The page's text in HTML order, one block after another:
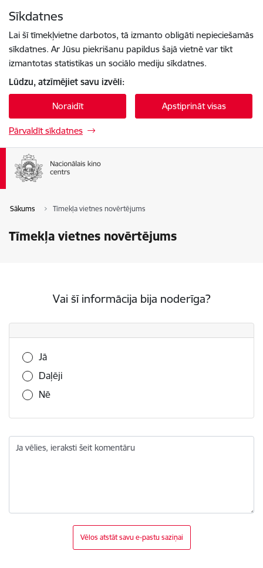
Sīkdatnes
Lai šī tīmekļvietne darbotos, tā izmanto obligāti nepieciešamās
sīkdatnes. Ar Jūsu piekrišanu papildus šajā vietnē var tikt
izmantotas statistikas un sociālo mediju sīkdatnes.
Lūdzu, atzīmējiet savu izvēli:
Noraidīt Apstiprināt visas
Pārvaldīt sīkdatnes
Sākums Tīmekļa vietnes novērtējums
Tīmekļa vietnes novērtējums
Vai šī informācija bija noderīga?
Vai šī informācija bija noderīga?
Jā
Daļēji
Nē
Ja vēlies, ieraksti šeit komentāru
Vēlos atstāt savu e-pastu saziņai